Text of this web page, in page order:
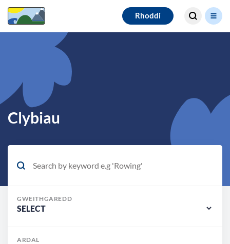
Rhoddi
Search for
results
Clybiau
GWEITHGAREDD
ARDAL